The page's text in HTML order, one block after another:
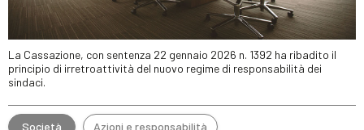
La Cassazione, con sentenza 22 gennaio 2026 n. 1392 ha ribadito il
principio di irretroattività del nuovo regime di responsabilità dei
sindaci.
Società Azioni e responsabilità